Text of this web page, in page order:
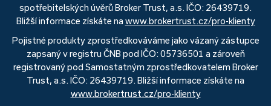
spotřebitelských úvěrů Broker Trust, a.s. IČO: 26439719.
Bližší informace získáte na www.brokertrust.cz/pro-klienty
Pojistné produkty zprostředkováváme jako vázaný zástupce
zapsaný v registru ČNB pod IČO: 05736501 a zároveň
registrovaný pod Samostatným zprostředkovatelem Broker
Trust, a.s. IČO: 26439719. Bližší informace získáte na
www.brokertrust.cz/pro-klienty